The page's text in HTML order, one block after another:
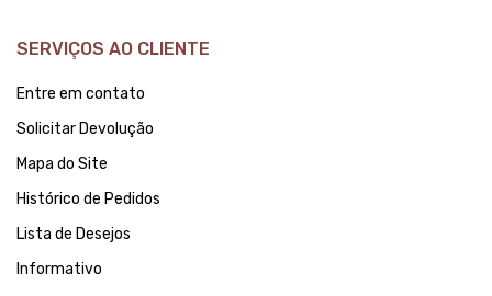
SERVIÇOS AO CLIENTE
Entre em contato
Solicitar Devolução
Mapa do Site
Histórico de Pedidos
Lista de Desejos
Informativo